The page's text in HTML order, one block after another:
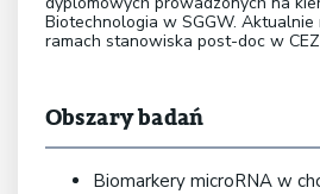
Biotechnologia w SGGW.
ramach stanowiska post-doc w
Obszary badań
Biomarkery microRNA w